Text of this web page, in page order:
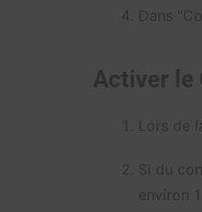
Dans
Activer le
Lors de
Si du
environ